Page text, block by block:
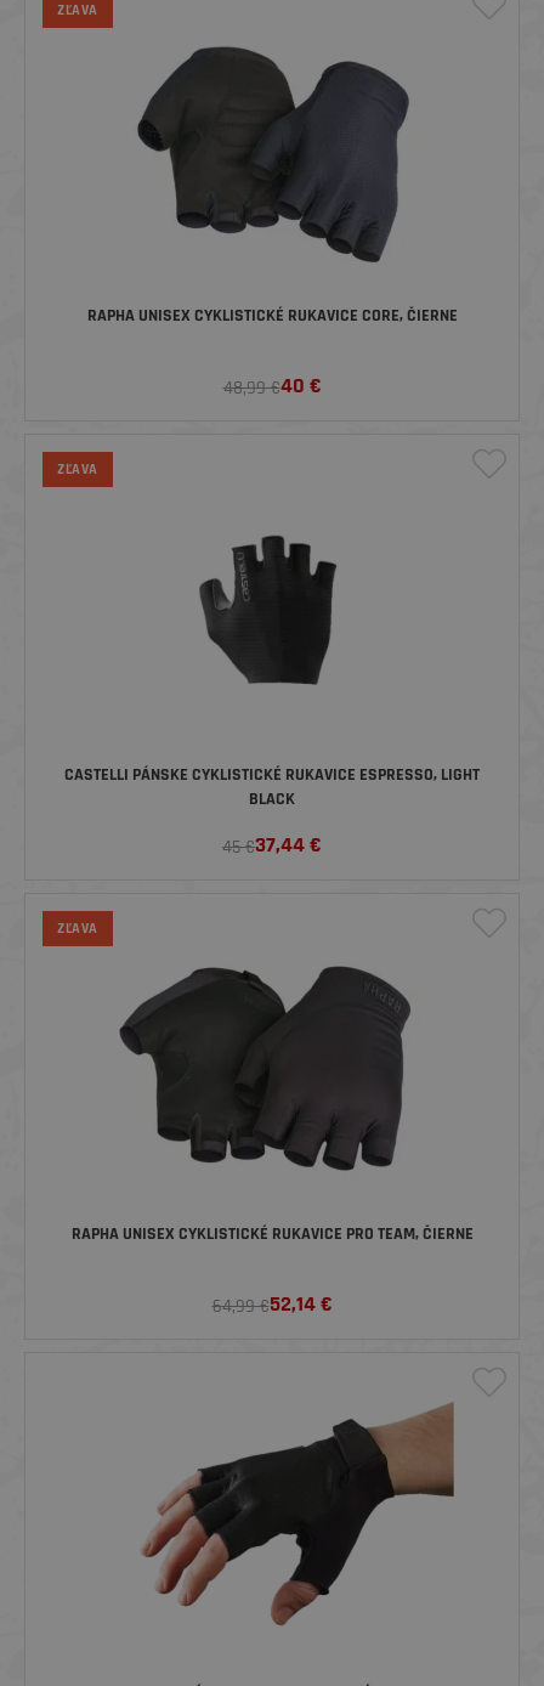
ZĽAVA
RAPHA UNISEX CYKLISTICKÉ RUKAVICE CORE, ČIERNE
48,99 €40 €
ZĽAVA
CASTELLI PÁNSKE CYKLISTICKÉ RUKAVICE ESPRESSO, LIGHT
BLACK
45 €37,44€
ZĽAVA
RAPHA UNISEX CYKLISTICKÉ RUKAVICE PRO TEAM, ČIERNE
64,99 €52,14€